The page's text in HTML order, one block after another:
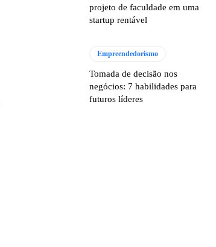
projeto de faculdade em uma
startup rentável
Empreendedorismo
Tomada de decisão nos
negócios: 7 habilidades para
futuros líderes